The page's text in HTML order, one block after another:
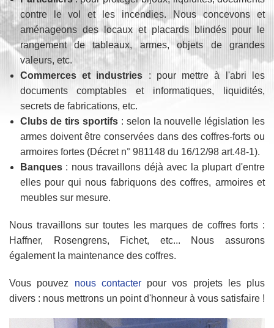
contre le vol et les incendies. Nous concevons et
aménageons des locaux et placards blindés pour le
rangement de tableaux, armes, objets de grandes
valeurs, etc.
Commerces et industries : pour mettre à l'abri les
documents comptables et informatiques, liquidités,
secrets de fabrications, etc.
Clubs de tirs sportifs : selon la nouvelle législation les
armes doivent être conservées dans des coffres-forts ou
armoires fortes (Décret n° 981148 du 16/12/98 art.48-1).
Banques: nous travaillons déjà avec la plupart d'entre
elles pour qui nous fabriquons des coffres, armoires et
meubles sur mesure.
Nous travaillons sur toutes les marques de coffres forts :
Haffner, Rosengrens, Fichet, etc... Nous assurons
également la maintenance des coffres.
Vous pouvez nous contacterpour vos projets les plus
divers : nous mettrons un point d'honneur à vous satisfaire !